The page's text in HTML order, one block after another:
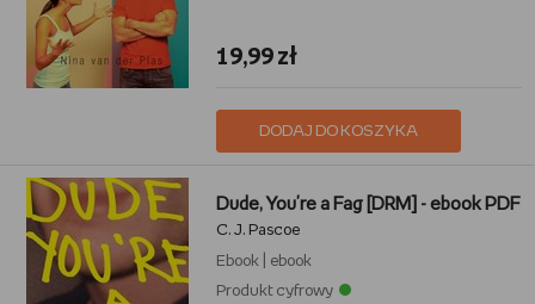
19,99 zł
DODAJ DO KOSZYKA
Dude, You're a Fag [DRM] - ebook PDF
C. J. Pascoe
Ebook
ebook
Produkt cyfrowy